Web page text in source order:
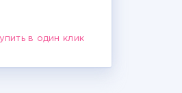
в один клик